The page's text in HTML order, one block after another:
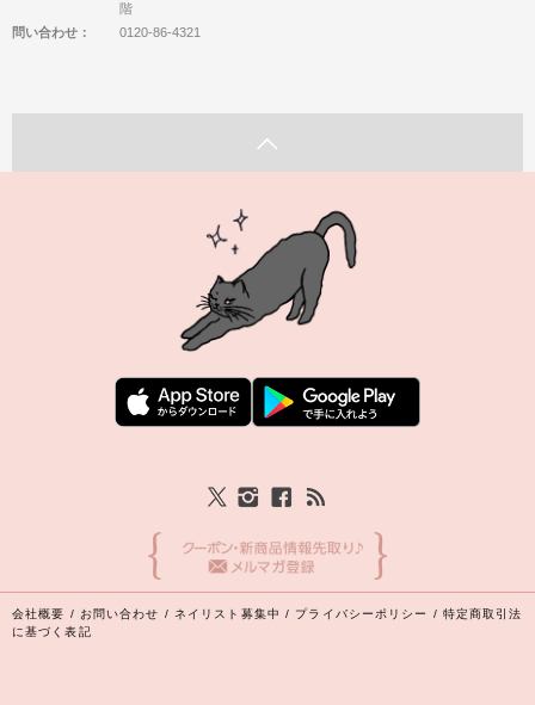
階
問い合わせ：
0120-86-4321
会社概要 / お問い合わせ / ネイリスト募集中 / プライバシーポリシー / 特定商取引法
に基づく表記